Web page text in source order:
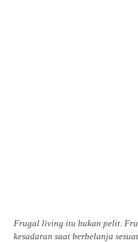
Frugal living itu bukan pelit.
kesadaran saat berbelanja